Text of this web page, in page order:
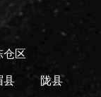
仓区
县 陇县